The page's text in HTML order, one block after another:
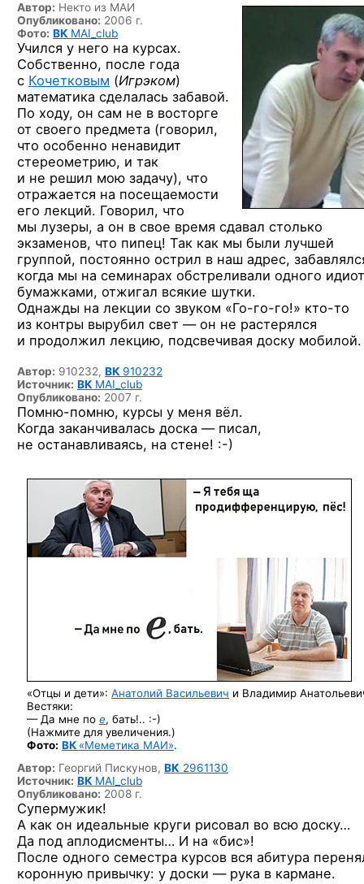
Автор: Некто из МАИ
Опубликовано: 2006 г.
Фото: ВК MAI_club
Учился у него на курсах.
Собственно, после года
с Кочетковым (Игрэком)
математика сделалась забавой.
По ходу, он сам не в восторге
от своего предмета (говорил,
что особенно ненавидит
стереометрию, и так
и не решил мою задачу), что
отражается на посещаемости
его лекций. Говорил, что
мы лузеры, а он в свое время сдавал столько
экзаменов, что пипец! Так как мы были лучшей
группой, постоянно острил в наш адрес,
когда мы на семинарах обстреливали одного
бумажками, отжигал всякие шутки.
Однажды на лекции со звуком «Го-го-го!» кто-то
из контры вырубил свет — он не растерялся
и продолжил лекцию, подсвечивая доску мобилой.
Автор: 910232, ВК 910232
Источник: ВК MAI_club
Опубликовано: 2007 г.
Помню-помню, курсы у меня вёл.
Когда заканчивалась доска — писал,
не останавливаясь, на стене! :-)
«Отцы и дети»: Анатолий Васильевич и Владимир
Вестяки:
— Да мне по e, бать!.. :-)
(Нажмите для увеличения.)
Фото: ВК «Меметика МАИ».
Автор: Георгий Пискунов, ВК 2961130
Источник: ВК MAI_club
Опубликовано: 2008 г.
Супермужик!
А как он идеальные круги рисовал во всю доску…
Да под аплодисменты… И на «бис»!
После одного семестра курсов вся абитура
коронную привычку: у доски — рука в кармане.